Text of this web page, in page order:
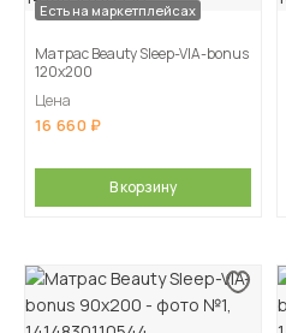
Есть на маркетплейсах
Матрас Beauty Sleep-VIA-bonus
120х200
Цена
16 660
В корзину